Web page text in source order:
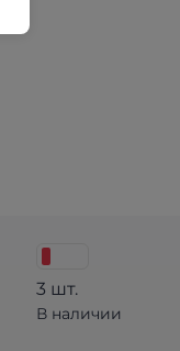
3 шт.
В наличии